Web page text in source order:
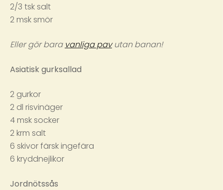
2/3 tsk salt
2 msk smör
Eller gör bara vanliga pavutan banan!
Asiatisk gurksallad
2 gurkor
2 dl risvinäger
4 msk socker
2 krm salt
6 skivor färsk ingefära
6 kryddnejlikor
Jordnötssås